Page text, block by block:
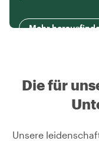
Mehr
Die für
Unsere